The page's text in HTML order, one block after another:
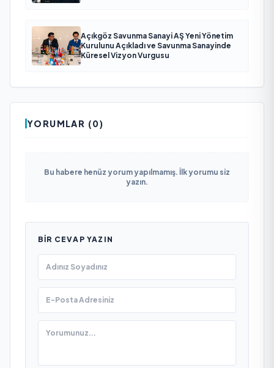
Açıkgöz Savunma Sanayi AŞ Yeni Yönetim
Kurulunu Açıkladı ve Savunma Sanayinde
Küresel Vizyon Vurgusu
YORUMLAR (0)
Bu habere henüz yorum yapılmamış. İlk yorumu siz
yazın.
BIR CEVAP YAZIN